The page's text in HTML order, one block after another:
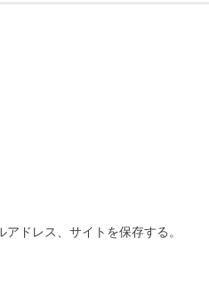
ドレス、サイトを保存する。